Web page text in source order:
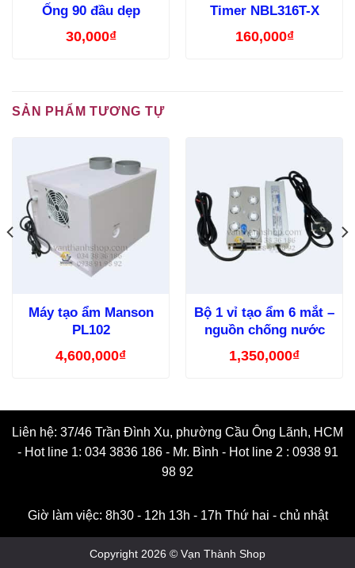
Ống 90 đầu dẹp
30,000₫
Timer NBL316T-X
160,000₫
SẢN PHẨM TƯƠNG TỰ
Máy tạo ẩm Manson
PL102
4,600,000₫
Bộ 1 vỉ tạo ẩm 6 mắt –
nguồn chống nước
1,350,000₫
Liên hệ: 37/46 Trần Đình Xu, phường Cầu Ông Lãnh, HCM
- Hot line 1: 034 3836 186 - Mr. Bình - Hot line 2 : 0938 91
98 92
Giờ làm việc: 8h30 - 12h 13h - 17h Thứ hai - chủ nhật
Copyright 2026 © Vạn Thành Shop